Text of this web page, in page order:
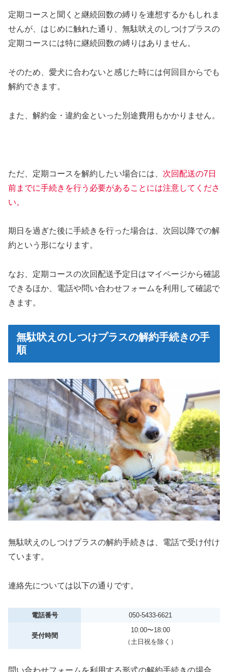
定期コースと聞くと継続回数の縛りを連想するかもしれま
せんが、はじめに触れた通り、無駄吠えのしつけプラスの
定期コースには特に継続回数の縛りはありません。
そのため、愛犬に合わないと感じた時には何回目からでも
解約できます。
また、解約金・違約金といった別途費用もかかりません。
ただ、定期コースを解約したい場合には、 次回配送の7日
前までに手続きを行う必要があることには注意してくださ
い。
期日を過ぎた後に手続きを行った場合は、次回以降での解
約という形になります。
なお、定期コースの次回配送予定日はマイページから確認
できるほか、電話や問い合わせフォームを利用して確認で
きます。
無駄吠えのしつけプラスの解約手続きの手
順
無駄吠えのしつけプラスの解約手続きは、電話で受け付け
ています。
連絡先については以下の通りです。
電話番号 050-5433-6621
受付時間
10:00〜18:00
（土日祝を除く）